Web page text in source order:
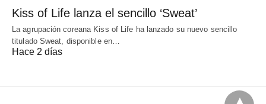
Kiss of Life lanza el sencillo ‘Sweat’
La agrupación coreana Kiss of Life ha lanzado su nuevo sencillo
titulado Sweat, disponible en…
Hace 2 días